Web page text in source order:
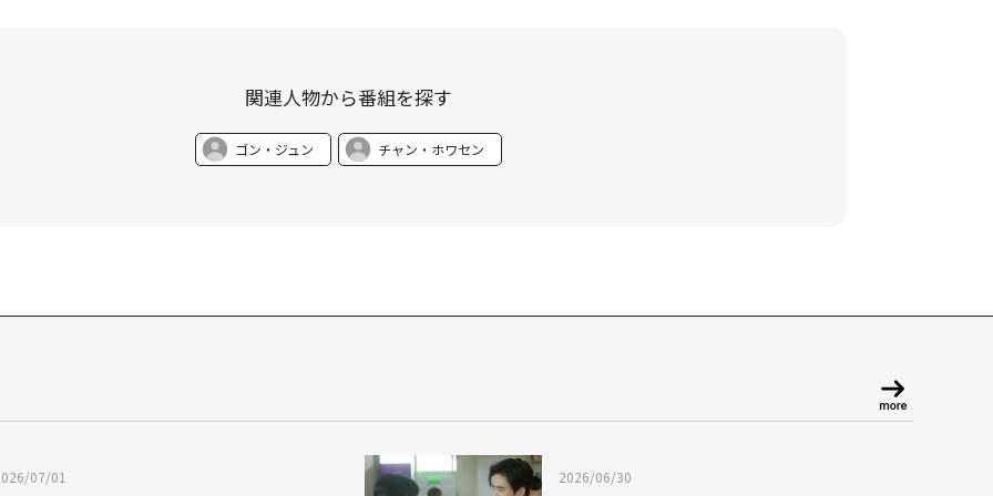
関連人物から番組を探す
ゴン・ジュン チャン・ホワセン
07/01 2026/06/30